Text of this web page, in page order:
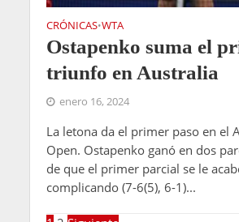
CRÓNICAS•WTA
Ostapenko suma el
triunfo en Australia
enero 16, 2024
La letona da el primer paso en el
Open. Ostapenko ganó en dos
de que el primer parcial se le
complicando (7-6(5), 6-1)...